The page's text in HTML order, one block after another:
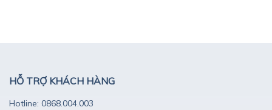
HỖ TRỢ KHÁCH HÀNG
Hotline: 0868.004.003